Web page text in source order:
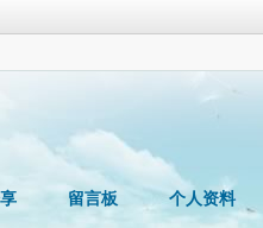
留言板 个人资料